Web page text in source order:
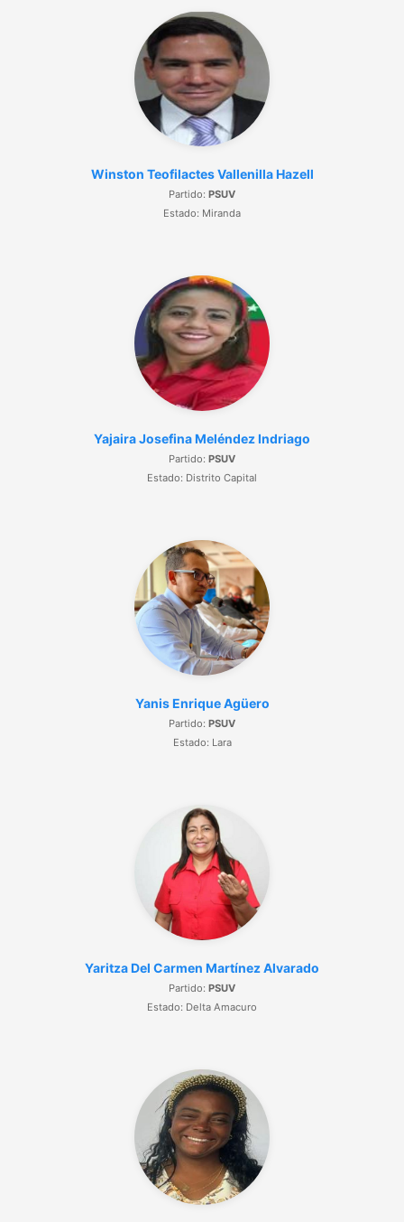
Winston Teofilactes Vallenilla Hazell
Partido: PSUV
Estado: Miranda
Yajaira Josefina Meléndez Indriago
Partido: PSUV
Estado: Distrito Capital
Yanis Enrique Agüero
Partido: PSUV
Estado: Lara
Yaritza Del Carmen Martínez Alvarado
Partido: PSUV
Estado: Delta Amacuro